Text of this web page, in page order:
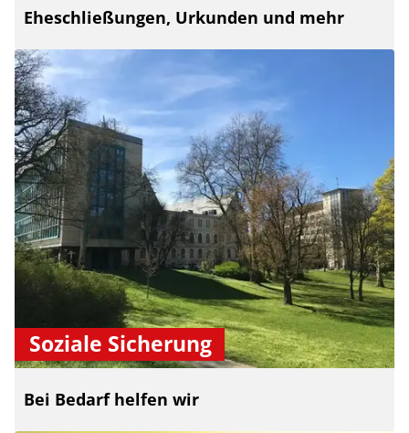
Eheschließungen, Urkunden und mehr
Soziale Sicherung
Bei Bedarf helfen wir